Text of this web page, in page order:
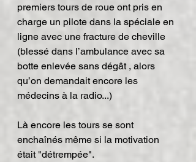
premiers tours de roue ont pris en
charge un pilote dans la spéciale en
ligne avec une fracture de cheville
(blessé dans l’ambulance avec sa
botte enlevée sans dégât , alors
qu’on demandait encore les
médecins à la radio...)
Là encore les tours se sont
enchaînés même si la motivation
était "détrempée".